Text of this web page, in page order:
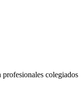
colegiados